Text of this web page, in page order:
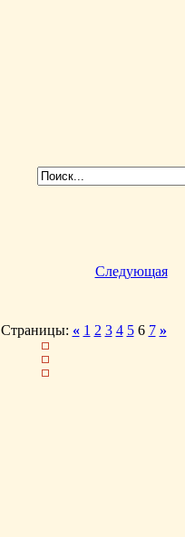
Следующая
Страницы: « 1 2 3 4 56 7 »